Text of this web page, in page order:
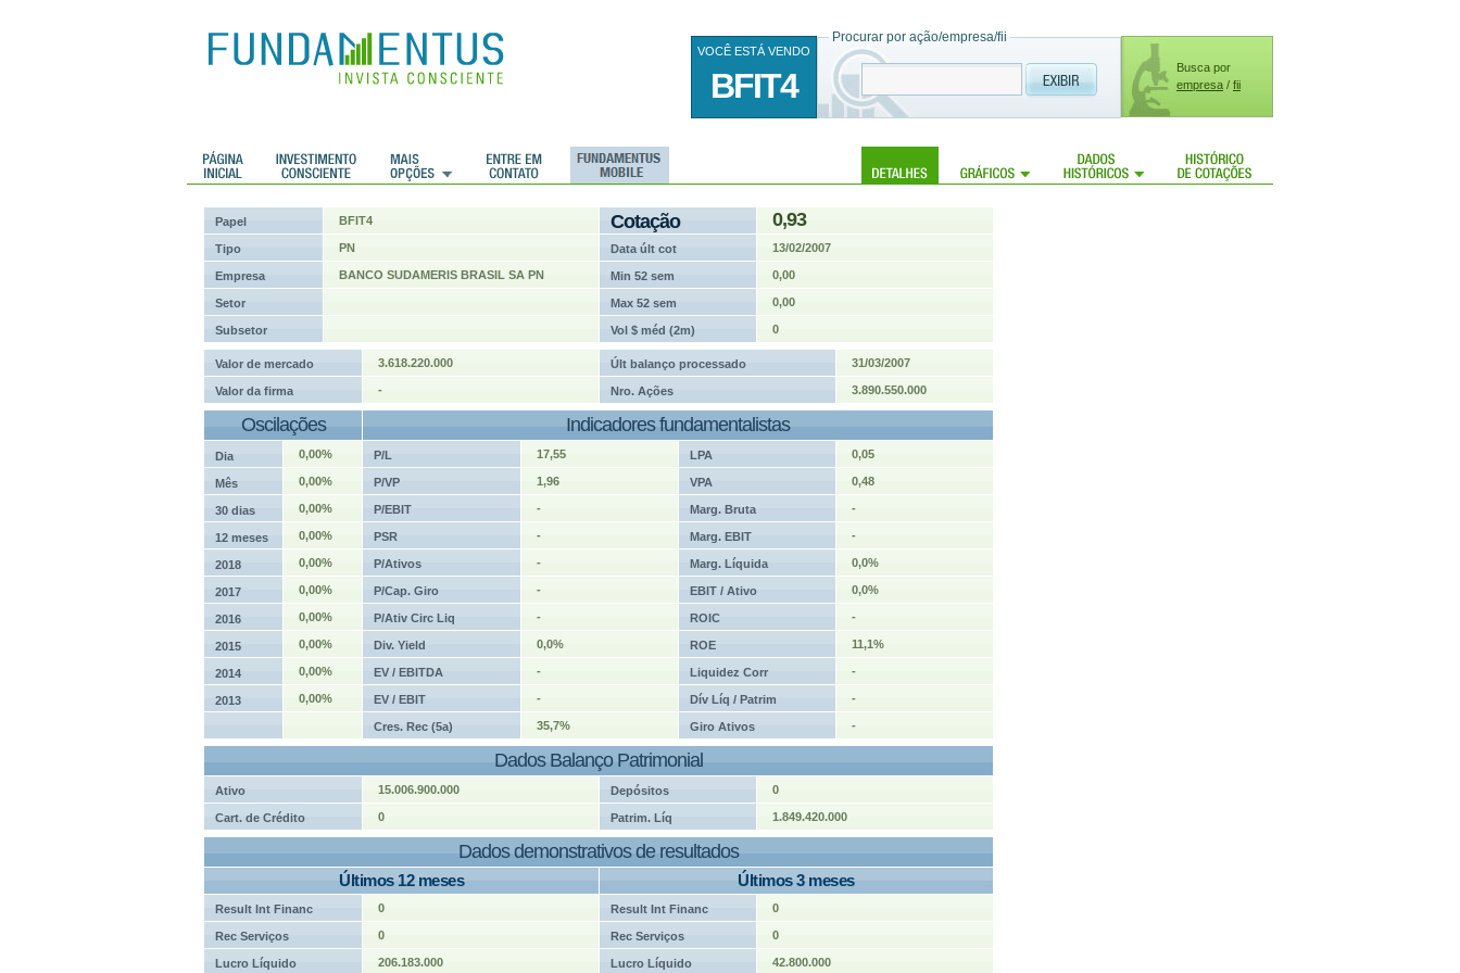
Busca por
empresa / fii
Procurar por ação/empresa/fii
VOCÊ ESTÁ VENDO
BFIT4
Histórico de cotações
Papel BFIT4 Cotação 0,93
Tipo PN Data últ cot 13/02/2007
Empresa BANCO SUDAMERIS BRASIL SA PN Min 52 sem 0,00
Setor Max 52 sem 0,00
Subsetor Vol $ méd (2m) 0
Valor de mercado 3.618.220.000 Últ balanço processado 31/03/2007
Valor da firma - Nro. Ações 3.890.550.000
Oscilações Indicadores fundamentalistas
Dia 0,00% P/L 17,55 LPA 0,05
Mês 0,00% P/VP 1,96 VPA 0,48
30 dias 0,00% P/EBIT - Marg. Bruta -
12 meses 0,00% PSR - Marg. EBIT -
2018 0,00% P/Ativos - Marg. Líquida 0,0%
2017 0,00% P/Cap. Giro - EBIT / Ativo 0,0%
2016 0,00% P/Ativ Circ Liq - ROIC -
2015 0,00% Div. Yield 0,0% ROE 11,1%
2014 0,00% EV / EBITDA - Liquidez Corr -
2013 0,00% EV / EBIT - Dív Líq / Patrim -
Cres. Rec (5a) 35,7% Giro Ativos -
Dados Balanço Patrimonial
Ativo 15.006.900.000 Depósitos 0
Cart. de Crédito 0 Patrim. Líq 1.849.420.000
Dados demonstrativos de resultados
Últimos 12 meses Últimos 3 meses
Result Int Financ 0 Result Int Financ 0
Rec Serviços 0 Rec Serviços 0
Lucro Líquido 206.183.000 Lucro Líquido 42.800.000